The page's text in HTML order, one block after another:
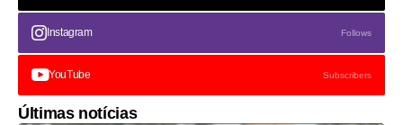
Instagram Follows
YouTube Subscribers
Últimas notícias